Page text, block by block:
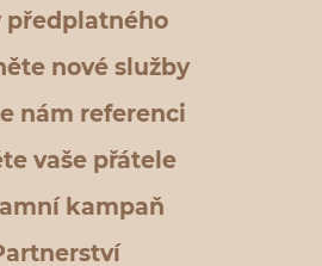
předplatného
nové služby
nám referenci
vaše přátele
kampaň